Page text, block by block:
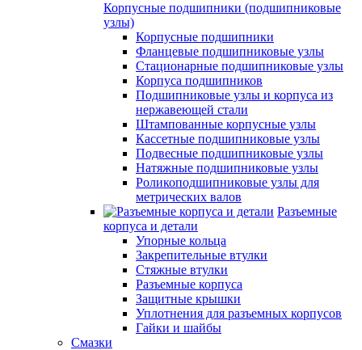
Корпусные подшипники (подшипниковые
узлы)
Корпусные подшипники
Фланцевые подшипниковые узлы
Стационарные подшипниковые узлы
Корпуса подшипников
Подшипниковые узлы и корпуса из
нержавеющей стали
Штампованные корпусные узлы
Кассетные подшипниковые узлы
Подвесные подшипниковые узлы
Натяжные подшипниковые узлы
Роликоподшипниковые узлы для
метрических валов
Разъемные
корпуса и детали
Упорные кольца
Закрепительные втулки
Стяжные втулки
Разъемные корпуса
Защитные крышки
Уплотнения для разъемных корпусов
Гайки и шайбы
Смазки